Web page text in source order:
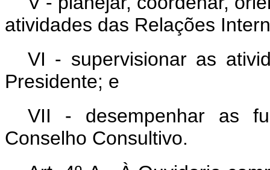
atividades das Relações
VI - supervisionar as
Presidente; e
VII - desempenhar as
Conselho Consultivo.